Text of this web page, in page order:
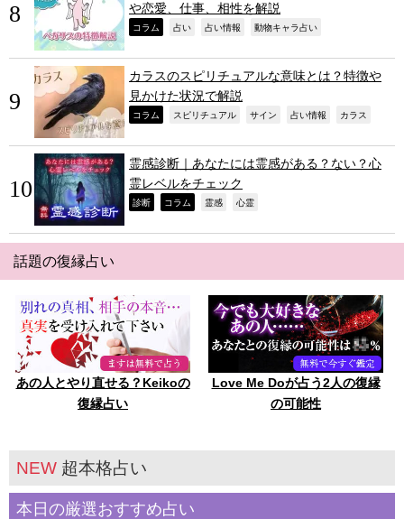
や恋愛、仕事、相性を解説
コラム 占い 占い情報 動物キャラ占い
カラスのスピリチュアルな意味とは？特徴や
見かけた状況で解説
コラム スピリチュアル サイン 占い情報 カラス
霊感診断｜あなたには霊感がある？ない？心
霊レベルをチェック
診断 コラム 霊感 心霊
話題の復縁占い
あの人とやり直せる？Keikoの
復縁占い
Love Me Doが占う2人の復縁
の可能性
NEW 超本格占い
本日の厳選おすすめ占い